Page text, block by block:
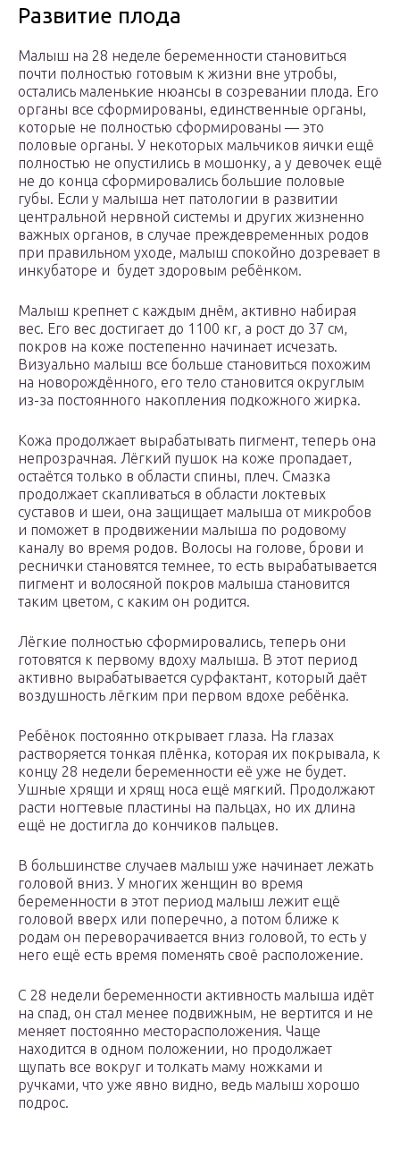
Развитие плода
Малыш на 28 неделе беременности становиться
почти полностью готовым к жизни вне утробы,
остались маленькие нюансы в созревании плода. Его
органы все сформированы, единственные органы,
которые не полностью сформированы — это
половые органы. У некоторых мальчиков яички ещё
полностью не опустились в мошонку, а у девочек ещё
не до конца сформировались большие половые
губы. Если у малыша нет патологии в развитии
центральной нервной системы и других жизненно
важных органов, в случае преждевременных родов
при правильном уходе, малыш спокойно дозревает в
инкубаторе и будет здоровым ребёнком.
Малыш крепнет с каждым днём, активно набирая
вес. Его вес достигает до 1100 кг, а рост до 37 см,
покров на коже постепенно начинает исчезать.
Визуально малыш все больше становиться похожим
на новорождённого, его тело становится округлым
из-за постоянного накопления подкожного жирка.
Кожа продолжает вырабатывать пигмент, теперь она
непрозрачная. Лёгкий пушок на коже пропадает,
остаётся только в области спины, плеч. Смазка
продолжает скапливаться в области локтевых
суставов и шеи, она защищает малыша от микробов
и поможет в продвижении малыша по родовому
каналу во время родов. Волосы на голове, брови и
реснички становятся темнее, то есть вырабатывается
пигмент и волосяной покров малыша становится
таким цветом, с каким он родится.
Лёгкие полностью сформировались, теперь они
готовятся к первому вдоху малыша. В этот период
активно вырабатывается сурфактант, который даёт
воздушность лёгким при первом вдохе ребёнка.
Ребёнок постоянно открывает глаза. На глазах
растворяется тонкая плёнка, которая их покрывала, к
концу 28 недели беременности её уже не будет.
Ушные хрящи и хрящ носа ещё мягкий. Продолжают
расти ногтевые пластины на пальцах, но их длина
ещё не достигла до кончиков пальцев.
В большинстве случаев малыш уже начинает лежать
головой вниз. У многих женщин во время
беременности в этот период малыш лежит ещё
головой вверх или поперечно, а потом ближе к
родам он переворачивается вниз головой, то есть у
него ещё есть время поменять своё расположение.
С 28 недели беременности активность малыша идёт
на спад, он стал менее подвижным, не вертится и не
меняет постоянно месторасположения. Чаще
находится в одном положении, но продолжает
щупать все вокруг и толкать маму ножками и
ручками, что уже явно видно, ведь малыш хорошо
подрос.